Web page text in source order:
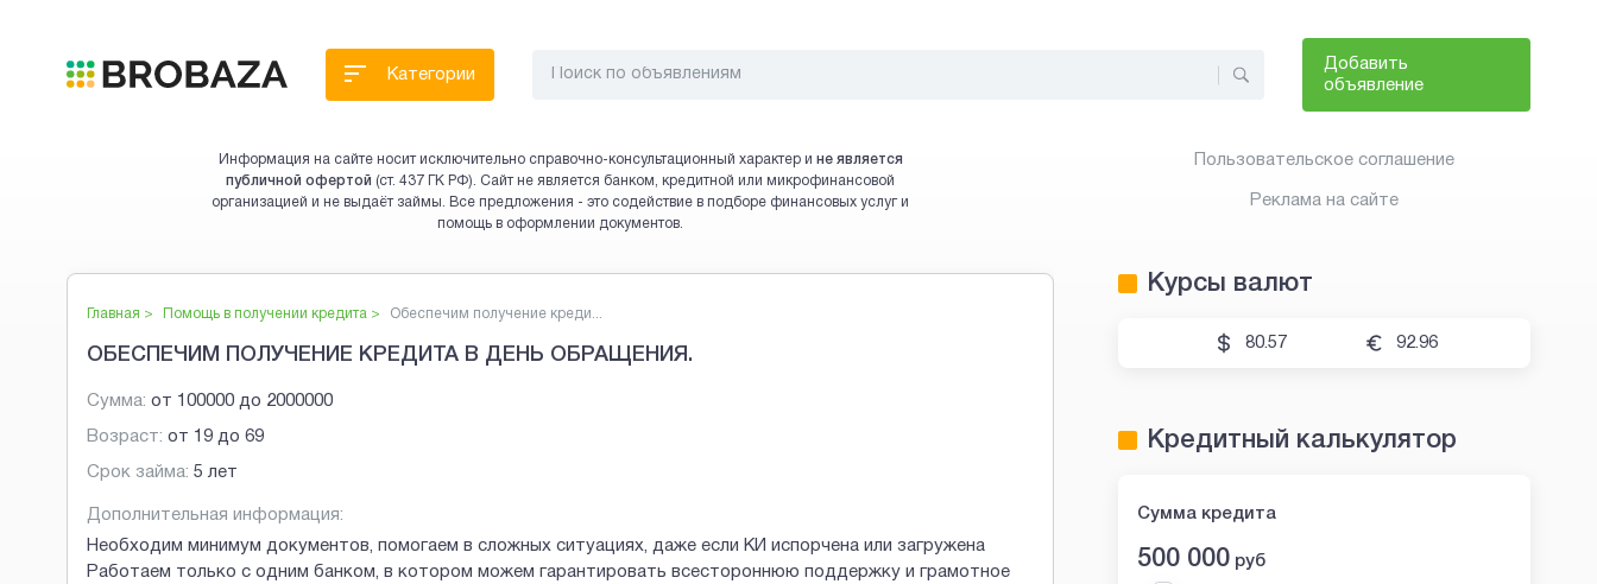
Добавить
объявление
Категории
Информация на сайте носит исключительно справочно-консультационный характер и не является
публичной офертой (ст. 437 ГК РФ). Сайт не является банком, кредитной или микрофинансовой
организацией и не выдаёт займы. Все предложения - это содействие в подборе финансовых услуг и
помощь в оформлении документов.
Главная > Помощь в получении кредита > Обеспечим получение креди...
ОБЕСПЕЧИМ ПОЛУЧЕНИЕ КРЕДИТА В ДЕНЬ ОБРАЩЕНИЯ.
Сумма: от 100000 до 2000000
Возраст: от 19 до 69
Срок займа: 5 лет
Дополнительная информация:
Необходим минимум документов, помогаем в сложных ситуациях, даже если КИ испорчена или загружена
Работаем только с одним банком, в котором можем гарантировать всестороннюю поддержку и грамотное
Пользовательское соглашение
Реклама на сайте
Курсы валют
80.57 92.96
Кредитный калькулятор
Сумма кредита
500 000 руб